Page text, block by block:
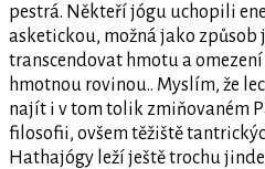
pestrá. Někteří jógu uchopili
asketickou, možná jako způsob
transcendovat hmotu a
hmotnou rovinou.. Myslím, že
najít i v tom tolik zmiňovaném
filosofii, ovšem těžiště
Hathajógy leží ještě trochu